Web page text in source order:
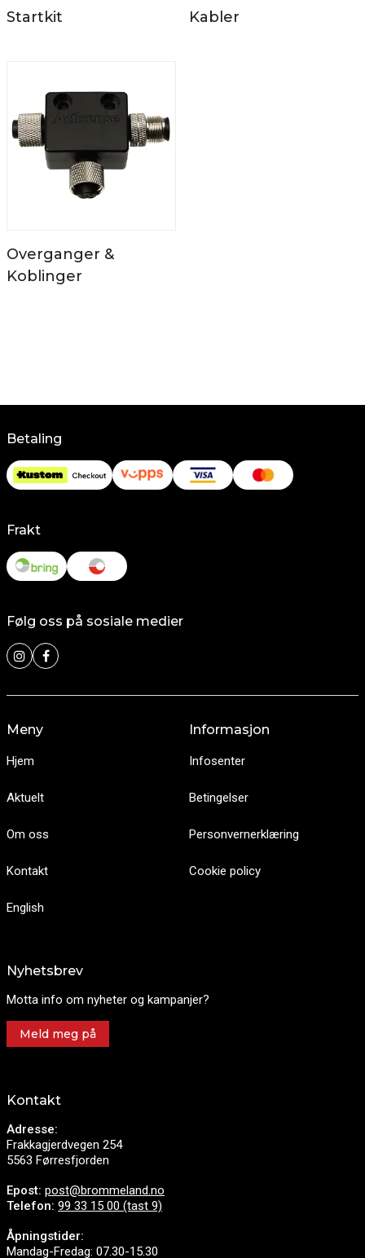
Startkit Kabler
Overganger &
Koblinger
Betaling
Frakt
Følg oss på sosiale medier
Meny
Hjem
Aktuelt
Om oss
Kontakt
English
Informasjon
Infosenter
Betingelser
Personvernerklæring
Cookie policy
Nyhetsbrev
Motta info om nyheter og kampanjer?
Meld meg på
Kontakt
Adresse:
Frakkagjerdvegen 254
5563 Førresfjorden
Epost: post@brommeland.no
Telefon: 99 33 15 00 (tast 9)
Åpningstider:
Mandag-Fredag: 07.30-15.30